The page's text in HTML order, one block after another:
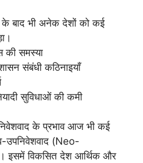
के बाद भी अनेक देशों को कई
की समस्या
संबंधी कठिनाइयाँ
सुविधाओं की कमी
के प्रभाव आज भी कई
उपनिवेशवाद (Neo-
इसमें विकसित देश आर्थिक और